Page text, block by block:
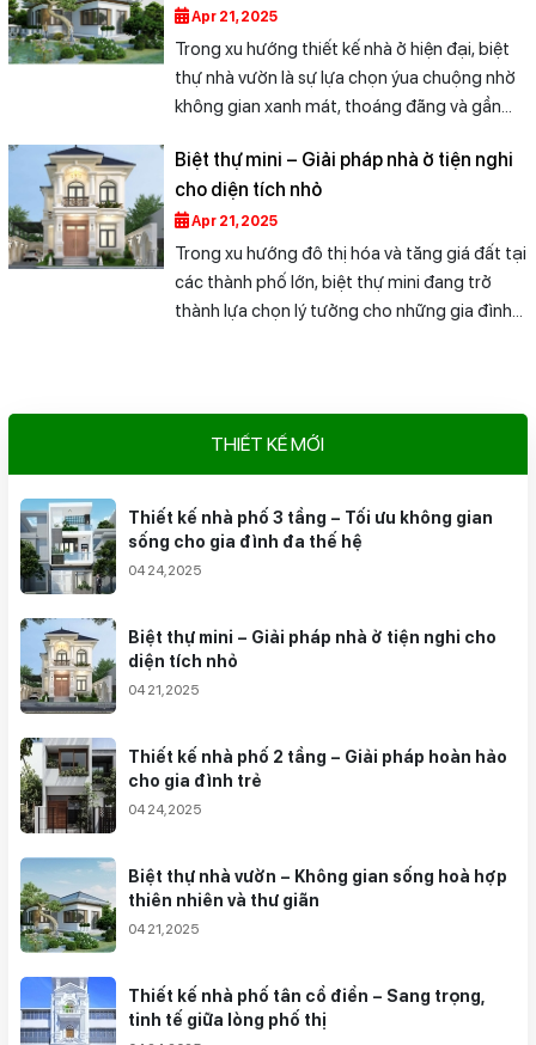
cao cấp tại Việt Nam.
Apr 21, 2025
Trong xu hướng thiết kế nhà ở hiện đại, biệt
thự nhà vườn là sự lựa chọn ýua chuộng nhờ
không gian xanh mát, thoáng đãng và gần
những gia đình có quỹ đất rộng, ưa chuộng
lối sống an nhiên.
Biệt thự mini – Giải pháp nhà ở tiện nghi
cho diện tích nhỏ
Apr 21, 2025
Trong xu hướng đô thị hóa và tăng giá đất tại
các thành phố lớn, biệt thự mini đang trở
thành lựa chọn lý tưởng cho những gia đình
THIẾT KẾ MỚI
Thiết kế nhà phố 3 tầng – Tối ưu không gian
sống cho gia đình đa thế hệ
04 24,2025
Biệt thự mini – Giải pháp nhà ở tiện nghi cho
diện tích nhỏ
04 21,2025
Thiết kế nhà phố 2 tầng – Giải pháp hoàn hảo
cho gia đình trẻ
04 24,2025
Biệt thự nhà vườn – Không gian sống hoà hợp
thiên nhiên và thư giãn
04 21,2025
Thiết kế nhà phố tân cổ điển – Sang trọng,
tinh tế giữa lòng phố thị